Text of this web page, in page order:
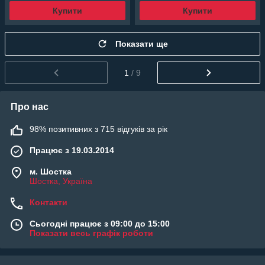
Купити Купити
Показати ще
1 / 9
Про нас
98% позитивних з 715 відгуків за рік
Працює з 19.03.2014
м. Шостка
Шостка, Україна
Контакти
Сьогодні працює з 09:00 до 15:00
Показати весь графік роботи